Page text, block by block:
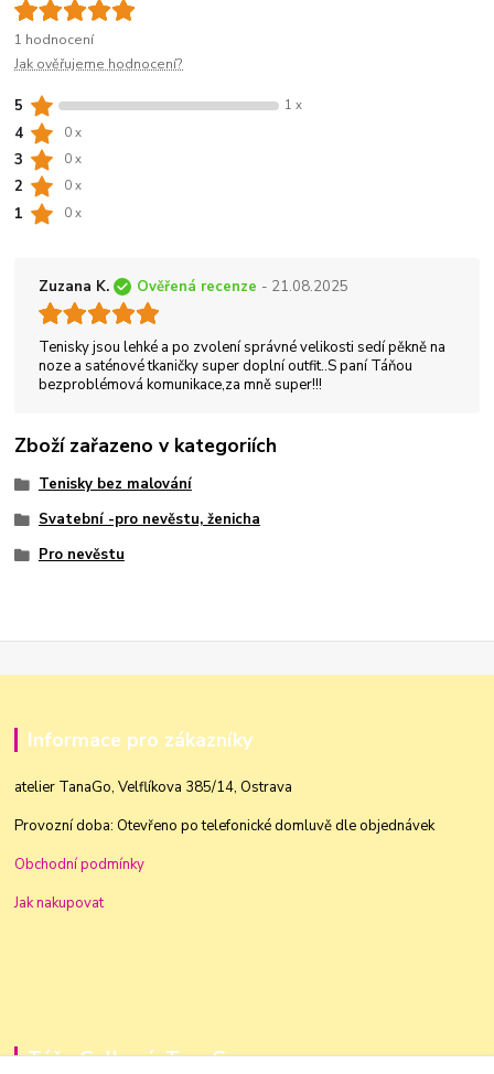
1 hodnocení
Jak ověřujeme hodnocení?
5 1 x
4 0 x
3 0 x
2 0 x
1 0 x
Zuzana K. Ověřená recenze - 21.08.2025
Tenisky jsou lehké a po zvolení správné velikosti sedí pěkně na
noze a saténové tkaničky super doplní outfit..S paní Táňou
bezproblémová komunikace,za mně super!!!
Zboží zařazeno v kategoriích
Tenisky bez malování
Svatební -pro nevěstu, ženicha
Pro nevěstu
Informace pro zákazníky
atelier TanaGo, Velflíkova 385/14, Ostrava
Provozní doba: Otevřeno po telefonické domluvě dle objednávek
Obchodní podmínky
Jak nakupovat
Táňa Golková, TanaGo